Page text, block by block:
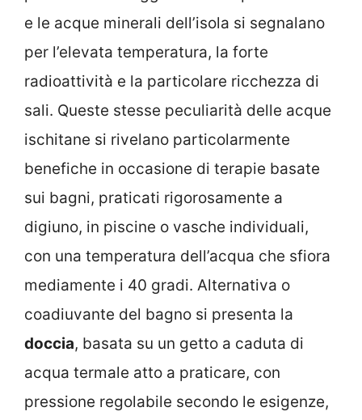
e le acque minerali dell’isola si segnalano
per l’elevata temperatura, la forte
radioattività e la particolare ricchezza di
sali. Queste stesse peculiarità delle acque
ischitane si rivelano particolarmente
benefiche in occasione di terapie basate
sui bagni, praticati rigorosamente a
digiuno, in piscine o vasche individuali,
con una temperatura dell’acqua che sfiora
mediamente i 40 gradi. Alternativa o
coadiuvante del bagno si presenta la
doccia, basata su un getto a caduta di
acqua termale atto a praticare, con
pressione regolabile secondo le esigenze,